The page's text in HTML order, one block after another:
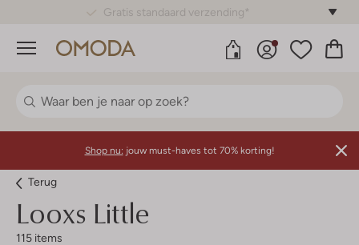
Gratis standaard verzending*
Menu
Shop nu: jouw must-haves tot 70% korting!
Terug
Looxs Little
115 items